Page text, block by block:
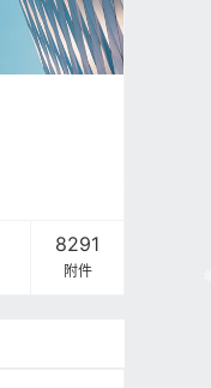
8291
附件